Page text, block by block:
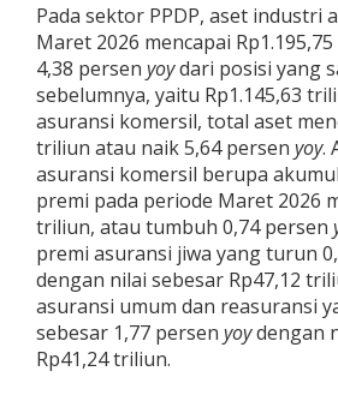
Pada sektor PPDP, aset industri
Maret 2026 mencapai
4,38 persen yoydari posisi yang
sebelumnya, yaitu Rp1.145,63
asuransi komersil, total aset
triliun atau naik 5,64 persen yoy.
asuransi komersil berupa
premi pada periode Maret 2026
triliun, atau tumbuh 0,74 persen
premi asuransi jiwa yang turun
dengan nilai sebesar Rp47,12
asuransi umum dan reasuransi
sebesar 1,77 persen yoydengan
Rp41,24 triliun.